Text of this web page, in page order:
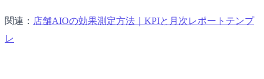
関連： 店舗AIOの効果測定方法｜KPIと月次レポートテンプ
レ